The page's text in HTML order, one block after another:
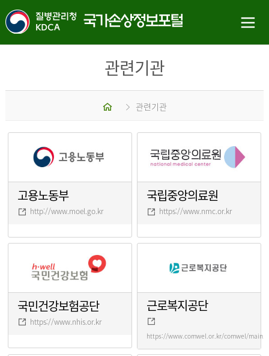
관련기관
홈 관련기관
고용노동부
http://www.moel.go.kr
국립중앙의료원
https://www.nmc.or.kr
국민건강보험공단
https://www.nhis.or.kr
근로복지공단
https://www.comwel.or.kr/comwel/